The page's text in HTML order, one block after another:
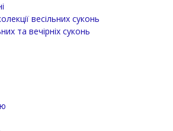
весільних суконь
та вечірніх суконь